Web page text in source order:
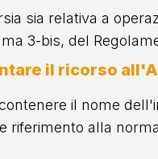
sia relativa a
3-bis, del
il ricorso
il nome
riferimento alla